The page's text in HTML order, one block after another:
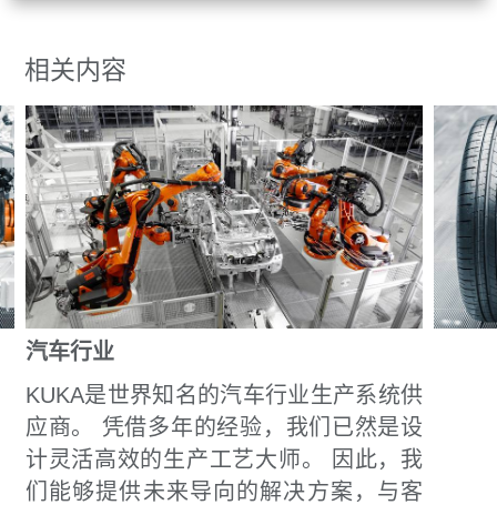
相关内容
汽车行业
KUKA是世界知名的汽车行业生产系统供
应商。 凭借多年的经验，我们已然是设
计灵活高效的生产工艺大师。 因此，我
们能够提供未来导向的解决方案，与客